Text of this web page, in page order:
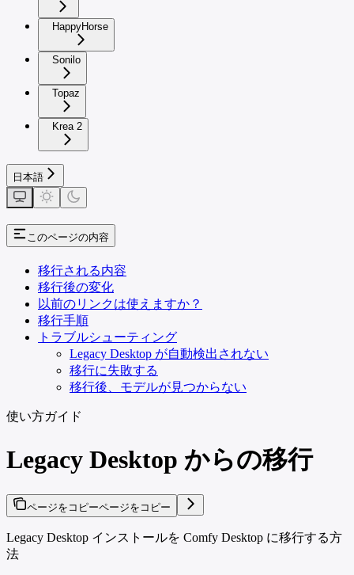
HappyHorse
Sonilo
Topaz
Krea 2
日本語
このページの内容
移行される内容
移行後の変化
以前のリンクは使えますか？
移行手順
トラブルシューティング
Legacy Desktop が自動検出されない
移行に失敗する
移行後、モデルが見つからない
使い方ガイド
Legacy Desktop からの移行
ページをコピーページをコピー
Legacy Desktop インストールを Comfy Desktop に移行する方
法